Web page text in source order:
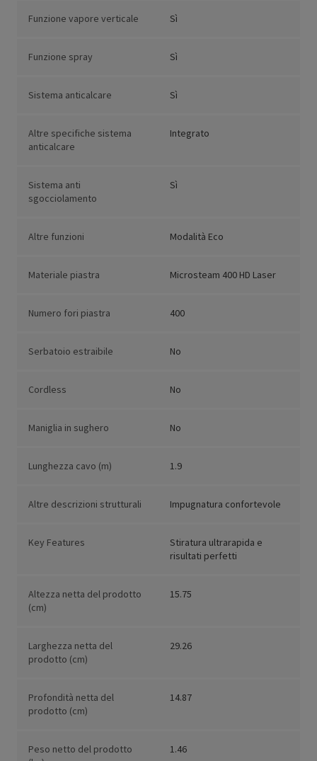
Funzione vapore verticale Sì
Funzione spray Sì
Sistema anticalcare Sì
Altre specifiche sistema
anticalcare
Integrato
Sistema anti
sgocciolamento
Sì
Altre funzioni Modalità Eco
Materiale piastra Microsteam 400 HD Laser
Numero fori piastra 400
Serbatoio estraibile No
Cordless No
Maniglia in sughero No
Lunghezza cavo (m) 1.9
Altre descrizioni strutturali Impugnatura confortevole
Key Features
Stiratura ultrarapida e
risultati perfetti
Altezza netta del prodotto
(cm)
15.75
Larghezza netta del
prodotto (cm)
29.26
Profondità netta del
prodotto (cm)
14.87
Peso netto del prodotto
1.46